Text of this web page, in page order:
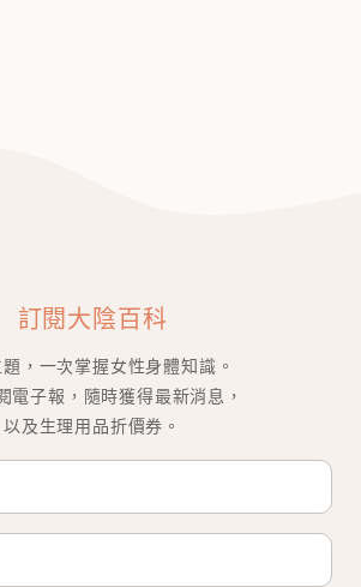
訂閱大陰百科
，一次掌握女性身體知識。
電子報，隨時獲得最新消息，
以及生理用品折價券。